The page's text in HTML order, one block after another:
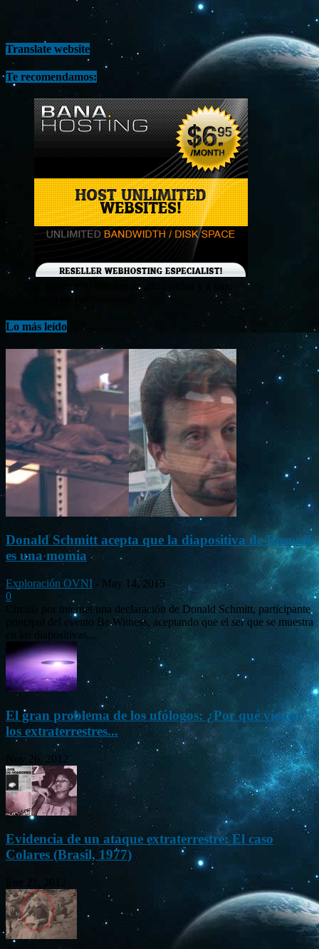
Translate website
Te recomendamos:
¡Consigue tu hosting de alta calidad y a bajo
Lo más leído
Donald Schmitt acepta que la diapositiva de Roswell
es una momia
Exploración OVNI - May 14, 2015
0
Circula por internet una declaración de Donald Schmitt, participante
principal del evento Be Witness, aceptando que el ser que se muestra
en las diapositivas...
El gran problema de los ufólogos: ¿Por qué vienen
los extraterrestres...
Nov 26, 2012
Evidencia de un ataque extraterrestre: El caso
Colares (Brasil, 1977)